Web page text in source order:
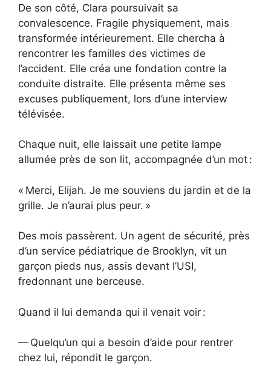
De son côté, Clara poursuivait sa
convalescence. Fragile physiquement, mais
transformée intérieurement. Elle chercha à
rencontrer les familles des victimes de
l’accident. Elle créa une fondation contre la
conduite distraite. Elle présenta même ses
excuses publiquement, lors d’une interview
télévisée.
Chaque nuit, elle laissait une petite lampe
allumée près de son lit, accompagnée d’un mot :
« Merci, Elijah. Je me souviens du jardin et de la
grille. Je n’aurai plus peur. »
Des mois passèrent. Un agent de sécurité, près
d’un service pédiatrique de Brooklyn, vit un
garçon pieds nus, assis devant l’USI,
fredonnant une berceuse.
Quand il lui demanda qui il venait voir :
— Quelqu’un qui a besoin d’aide pour rentrer
chez lui, répondit le garçon.